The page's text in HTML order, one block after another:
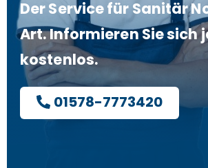
Der Service für Sanitär
Art. Informieren Sie sich
kostenlos.
01578-7773420